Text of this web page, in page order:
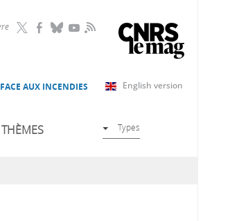
RSS
English version
AUX INCENDIES
Types